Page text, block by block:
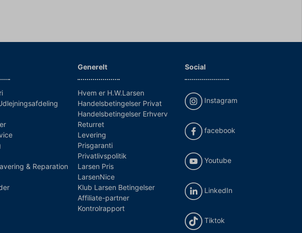
& Reparation
Generelt
Hvem er H.W.Larsen
Handelsbetingelser Privat
Handelsbetingelser Erhverv
Returret
Levering
Prisgaranti
Privatlivspolitik
Larsen Pris
LarsenNice
Klub Larsen Betingelser
Affiliate-partner
Kontrolrapport
Social
Instagram
facebook
Youtube
LinkedIn
Tiktok